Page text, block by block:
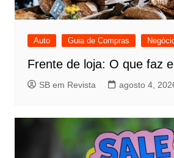
Auto Guia de Compras
Frente de loja: O que faz
SB em Revista agosto 4,